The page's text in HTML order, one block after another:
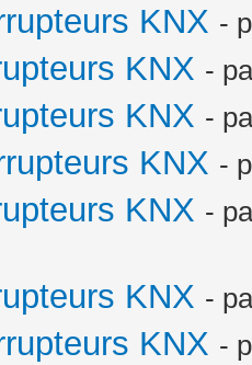
KNX -
KNX -
KNX -
KNX -
KNX -
KNX -
KNX -